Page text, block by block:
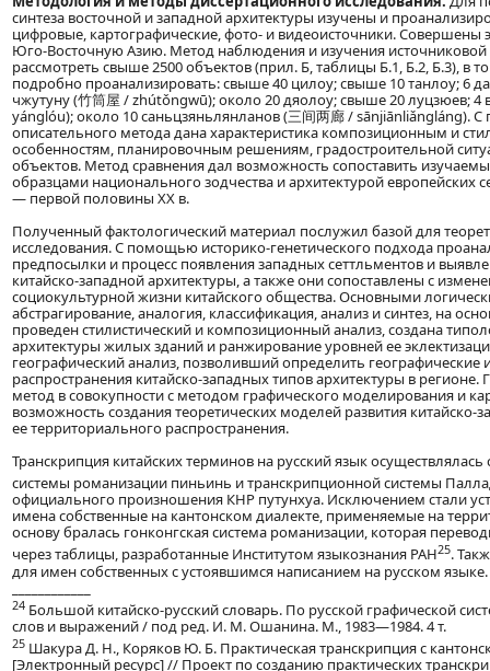
синтеза восточной и западной архитектуры изучены и
цифровые, картографические, фото- и видеоисточники. Совершены
Юго-Восточную Азию. Метод наблюдения и изучения
рассмотреть свыше 2500 объектов (прил. Б, таблицы Б.1, Б.2, Б.3), в
подробно проанализировать: свыше 40 цилоу; свыше 10 танлоу; 6
чжутуну (竹筒屋 / zhútǒngwū); около 20 дяолоу; свыше 20 луцзюев; 4
yánglóu); около 10 саньцзяньлянланов (三间两廊 / sānjiānliǎngláng).
описательного метода дана характеристика композиционным и
особенностям, планировочным решениям, градостроительной
объектов. Метод сравнения дал возможность сопоставить
образцами национального зодчества и архитектурой европейских
— первой половины XX в.
Полученный фактологический материал послужил базой для
исследования. С помощью историко-генетического подхода
предпосылки и процесс появления западных сеттльментов и
китайско-западной архитектуры, а также они сопоставлены с
социокультурной жизни китайского общества. Основными
абстрагирование, аналогия, классификация, анализ и синтез, на
проведен стилистический и композиционный анализ, создана
архитектуры жилых зданий и ранжирование уровней ее
географический анализ, позволивший определить
распространения китайско-западных типов архитектуры в регионе.
метод в совокупности с методом графического моделирования и
возможность создания теоретических моделей развития китайско-
ее территориального распространения.
Транскрипция китайских терминов на русский язык
системы романизации пиньинь и транскрипционной системы
официального произношения КНР путунхуа. Исключением стали
имена собственные на кантонском диалекте, применяемые на
основу бралась гонконгская система романизации, которая
через таблицы, разработанные Институтом языкознания РАН25.
для имен собственных с устоявшимся написанием на русском языке.
24 Большой китайско-русский словарь. По русской графической
слов и выражений / под ред. И. М. Ошанина. М., 1983—1984. 4 т.
25 Шакура Д. Н., Коряков Ю. Б. Практическая транскрипция с
[Электронный ресурс] // Проект по созданию практических